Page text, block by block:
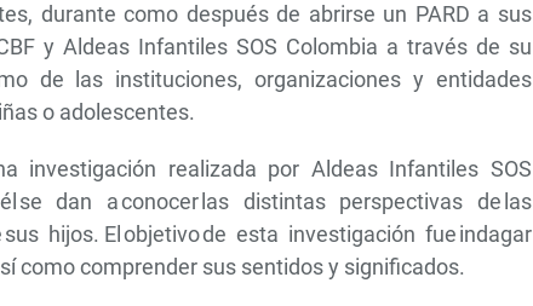
durante como después de abrirse un PARD a sus
y Aldeas Infantiles SOS Colombia a través de su
de las instituciones, organizaciones y entidades
o adolescentes.
investigación realizada por Aldeas Infantiles SOS
se dan a conocer las distintas perspectivas de las
hijos. El objetivo de esta investigación fue indagar
como comprender sus sentidos y significados.